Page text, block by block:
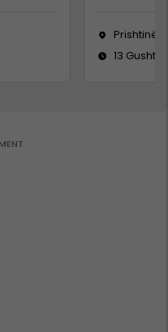
Prishtinë
13 Gusht